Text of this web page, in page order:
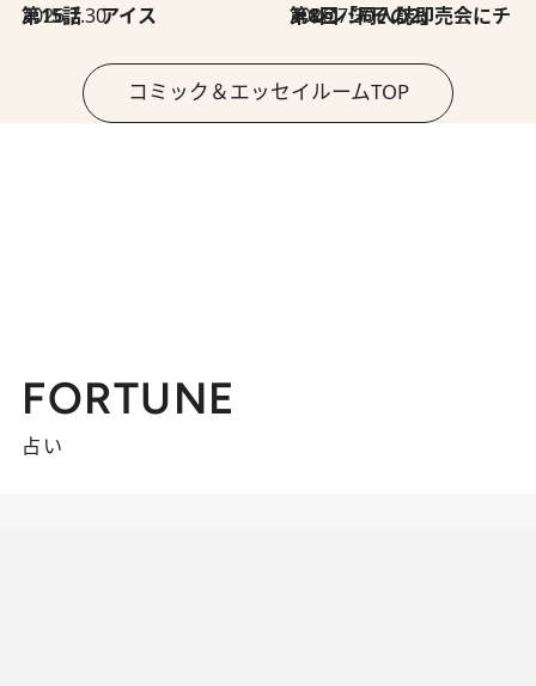
2026.7.30
第15話 アイス 2026.7.30
第8回「同人誌即売会にチャレンジ その2」
コミック＆エッセイルームTOP
FORTUNE
占い